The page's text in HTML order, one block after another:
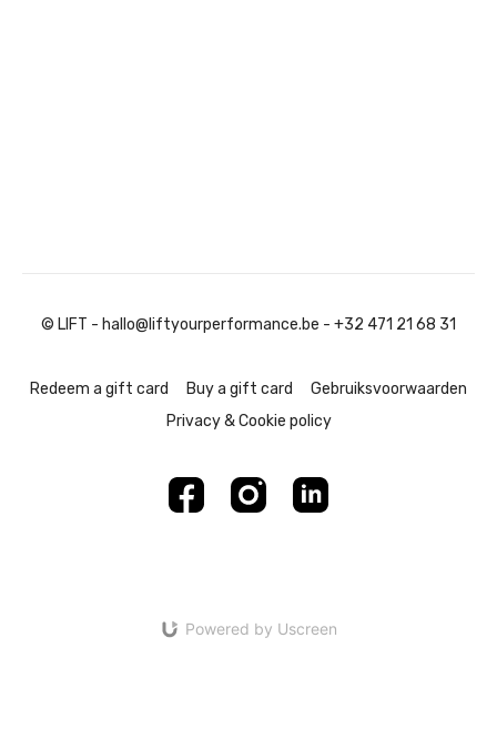
© LIFT - hallo@liftyourperformance.be - +32 471 21 68 31
Redeem a gift card Buy a gift card
Gebruiksvoorwaarden
Privacy & Cookie policy
Powered by Uscreen